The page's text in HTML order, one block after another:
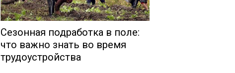
Сезонная подработка в поле:
что важно знать во время
трудоустройства